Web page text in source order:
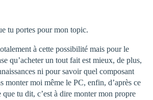
tu portes pour mon topic.
à cette possibilité mais pour le
qu’acheter un tout fait est mieux, de plus,
ni pour savoir quel composant
monter moi même le PC, enfin, d’après ce
que tu dit, c’est à dire monter mon propre